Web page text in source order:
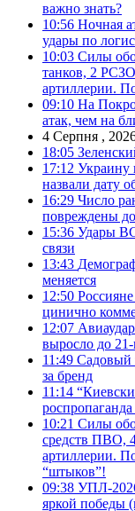
важно знать?
10:56 Ночная
удары по
10:03 Силы
танков, 2
артиллерии.
09:10 На
атак, чем на
4 Серпня ,
18:05
17:12 Украину
назвали дату
16:29 Число
повреждены
15:36 Удары
связи
13:43
меняется
12:50
цинично
12:07
выросло до 21-
11:49 Садовый
за бренд
11:14
10:21 Силы
средств ПВО,
артиллерии.
“штыков”!
09:38 УПЛ-
яркой победы